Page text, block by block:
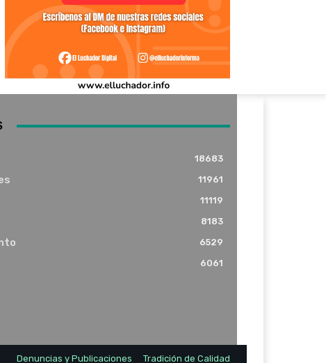
18683
11961
11119
8183
6529
6061
Denuncias y Publicaciones Tradición de Calidad